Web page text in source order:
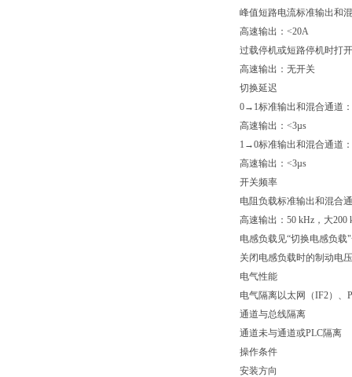
峰值短路电流标准输出和
高速输出：<20A
过载停机或短路停机时打
高速输出：无开关
切换延迟
0→1标准输出和混合通道
高速输出：<3µs
1→0标准输出和混合通道
高速输出：<3µs
开关频率
电阻负载标准输出和混合
高速输出：50 kHz，大
电感负载见“切换电感负载
关闭电感负载时的制动电
电气性能
电气隔离以太网（IF2）、
通道与总线隔离
通道未与通道或PLC隔离
操作条件
安装方向